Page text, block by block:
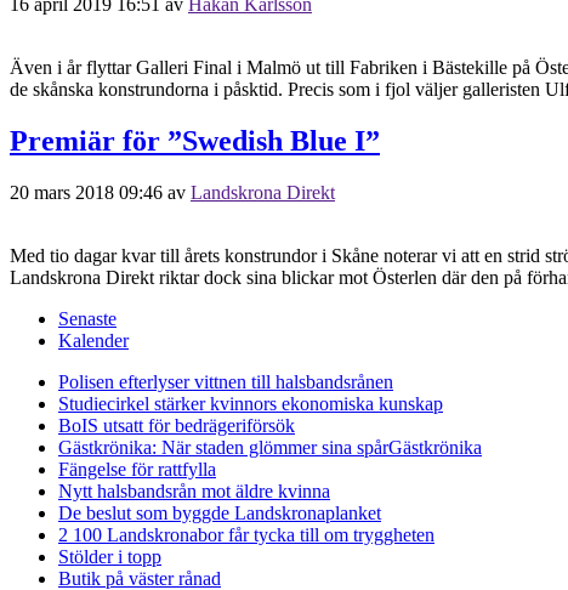
Även i år flyttar Galleri Final i Malmö ut till Fabriken i Bästekille på
de skånska konstrundorna i påsktid. Precis som i fjol väljer galleristen
Premiär för ”Swedish Blue I”
20 mars 2018 09:46 av Landskrona Direkt
Med tio dagar kvar till årets konstrundor i Skåne noterar vi att en strid
Landskrona Direkt riktar dock sina blickar mot Österlen där den på
Senaste
Kalender
Polisen efterlyser vittnen till halsbandsrånen
Studiecirkel stärker kvinnors ekonomiska kunskap
BoIS utsatt för bedrägeriförsök
Gästkrönika: När staden glömmer sina spårGästkrönika
Fängelse för rattfylla
Nytt halsbandsrån mot äldre kvinna
De beslut som byggde Landskronaplanket
2 100 Landskronabor får tycka till om tryggheten
Stölder i topp
Butik på väster rånad